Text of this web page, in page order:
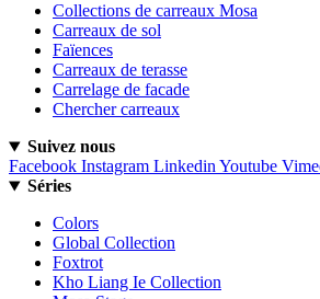
Collections de carreaux Mosa
Carreaux de sol
Faïences
Carreaux de terasse
Carrelage de facade
Chercher carreaux
Suivez nous
Facebook Instagram Linkedin Youtube
Séries
Colors
Global Collection
Foxtrot
Kho Liang Ie Collection